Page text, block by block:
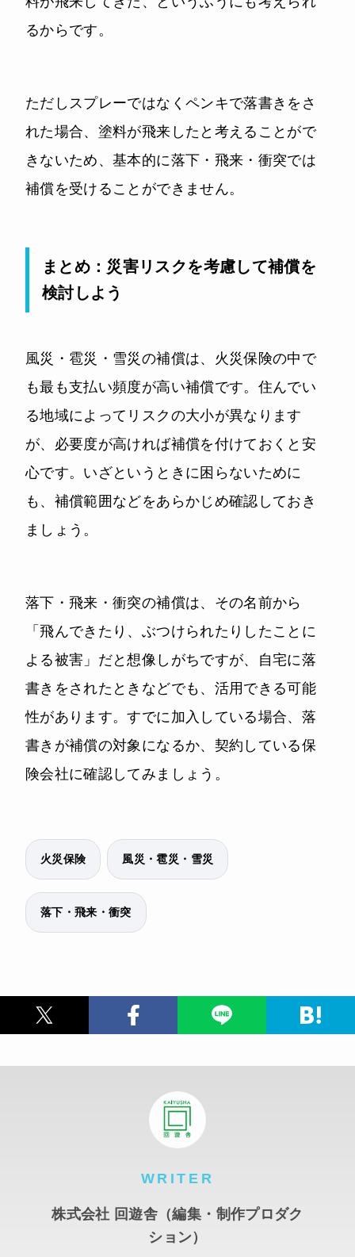
るからです。
ただしスプレーではなくペンキで落書きをさ
れた場合、塗料が飛来したと考えることがで
きないため、基本的に落下・飛来・衝突では
補償を受けることができません。
まとめ：災害リスクを考慮して補償を
検討しよう
風災・雹災・雪災の補償は、火災保険の中で
も最も支払い頻度が高い補償です。住んでい
る地域によってリスクの大小が異なります
が、必要度が高ければ補償を付けておくと安
心です。いざというときに困らないために
も、補償範囲などをあらかじめ確認しておき
ましょう。
落下・飛来・衝突の補償は、その名前から
「飛んできたり、ぶつけられたりしたことに
よる被害」だと想像しがちですが、自宅に落
書きをされたときなどでも、活用できる可能
性があります。すでに加入している場合、落
書きが補償の対象になるか、契約している保
険会社に確認してみましょう。
火災保険 風災・雹災・雪災
落下・飛来・衝突
WRITER
株式会社 回遊舎（編集・制作プロダク
ション）